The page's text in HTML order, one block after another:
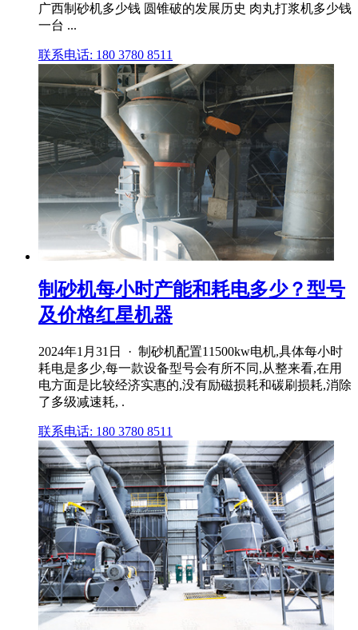
广西制砂机多少钱 圆锥破的发展历史 肉丸打浆机多少钱
一台 ...
联系电话: 180 3780 8511
制砂机每小时产能和耗电多少？型号
及价格红星机器
2024年1月31日 · 制砂机配置11500kw电机,具体每小时
耗电是多少,每一款设备型号会有所不同,从整来看,在用
电方面是比较经济实惠的,没有励磁损耗和碳刷损耗,消除
了多级减速耗, .
联系电话: 180 3780 8511